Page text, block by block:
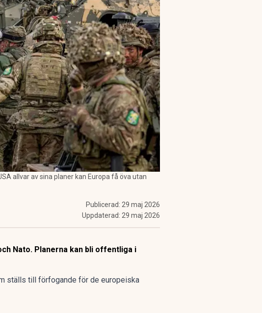
allvar av sina planer kan Europa få öva utan
Publicerad: 29 maj 2026
Uppdaterad: 29 maj 2026
Nato. Planerna kan bli offentliga i
ställs till förfogande för de europeiska